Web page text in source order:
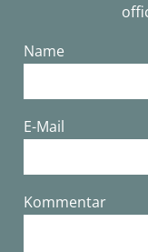
Name
E-Mail
Bitte lasse dieses
Kommentar